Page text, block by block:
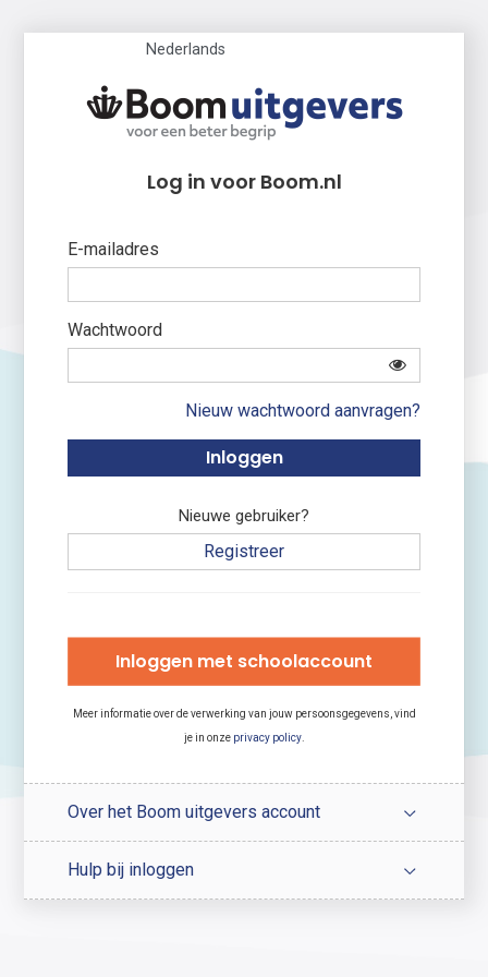
Nederlands
Log in voor Boom.nl
E-mailadres
Wachtwoord
Nieuw wachtwoord aanvragen?
Nieuwe gebruiker?
Registreer
Inloggen met schoolaccount
Meer informatie over de verwerking van jouw persoonsgegevens, vind
je in onze privacy policy.
Over het Boom uitgevers account
Hulp bij inloggen